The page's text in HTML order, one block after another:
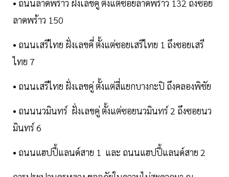
• ถนนลาดพร้าว ฝั่งเลขคู่ ตั้งแต่ซอยลาดพร้าว 132 ถึงซอย
ลาดพร้าว 150
• ถนนเสรีไทย ฝั่งเลขคี่ ตั้งแต่ซอยเสรีไทย 1 ถึงซอยเสรี
ไทย 7
• ถนนเสรีไทย ฝั่งเลขคู่ ตั้งแต่สี่แยกบางกะปิ ถึงคลองพิชัย
• ถนนนวมินทร์ ฝั่งเลขคู่ ตั้งแต่ซอยนวมินทร์ 2 ถึงซอยนว
มินทร์ 6
• ถนนแฮปปี้แลนด์สาย 1 และ ถนนแฮปปี้แลนด์สาย 2